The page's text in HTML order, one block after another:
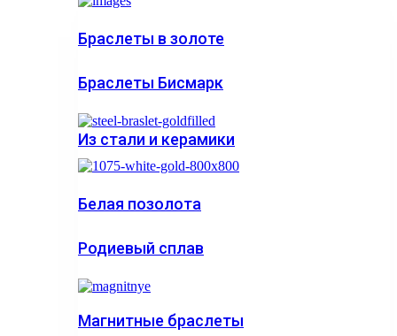
Браслеты в золоте
Браслеты Бисмарк
Из стали и керамики
Белая позолота
Родиевый сплав
Магнитные браслеты